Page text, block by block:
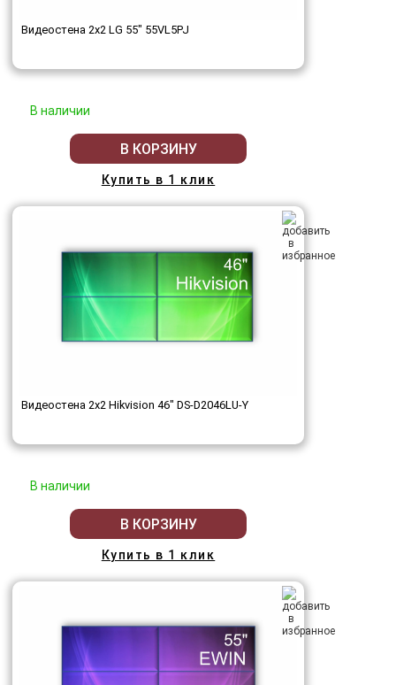
Видеостена 2x2 LG 55" 55VL5PJ
В наличии
В КОРЗИНУ
Купить в 1 клик
Видеостена 2x2 Hikvision 46" DS-D2046LU-Y
В наличии
В КОРЗИНУ
Купить в 1 клик